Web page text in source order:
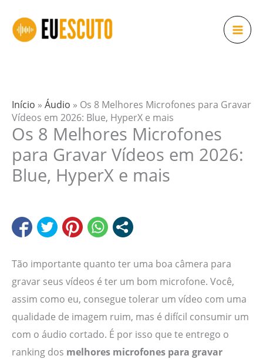
para
Início » Áudio » Os 8 Melhores Microfones para Gravar
Vídeos em 2026: Blue, HyperX e mais
Os 8 Melhores Microfones
para Gravar Vídeos em 2026:
Blue, HyperX e mais
Tão importante quanto ter uma boa câmera para
gravar seus vídeos é ter um bom microfone. Você,
assim como eu, consegue tolerar um vídeo com uma
qualidade de imagem ruim, mas é difícil consumir um
com o áudio cortado. É por isso que te entrego o
ranking dos melhores microfones para gravar